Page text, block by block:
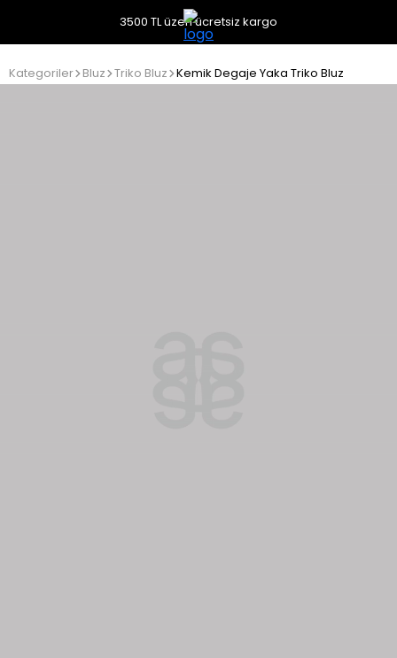
3500 TL üzeri ücretsiz kargo
Kategoriler Bluz Triko Bluz Kemik Degaje Yaka Triko Bluz